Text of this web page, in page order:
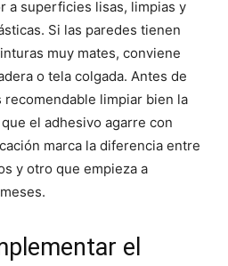
a superficies lisas, limpias y
Si las paredes tienen
muy mates, conviene
o tela colgada. Antes de
limpiar bien la
el adhesivo agarre con
marca la diferencia entre
y otro que empieza a
el